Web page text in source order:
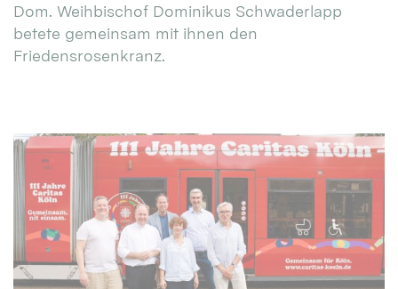
Dom. Weihbischof Dominikus Schwaderlapp
betete gemeinsam mit ihnen den
Friedensrosenkranz.